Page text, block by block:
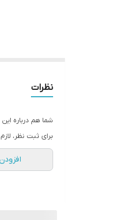
نظرات
شما هم درباره
برای ثبت نظر،